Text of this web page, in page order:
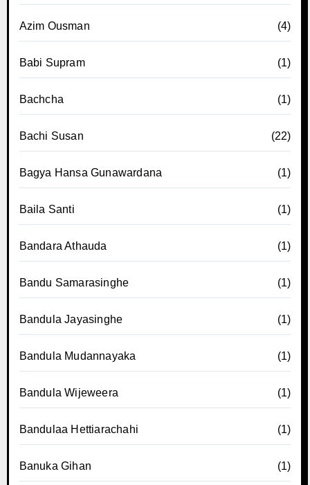
Azim Ousman (4)
Babi Supram (1)
Bachcha (1)
Bachi Susan (22)
Bagya Hansa Gunawardana (1)
Baila Santi (1)
Bandara Athauda (1)
Bandu Samarasinghe (1)
Bandula Jayasinghe (1)
Bandula Mudannayaka (1)
Bandula Wijeweera (1)
Bandulaa Hettiarachahi (1)
Banuka Gihan (1)